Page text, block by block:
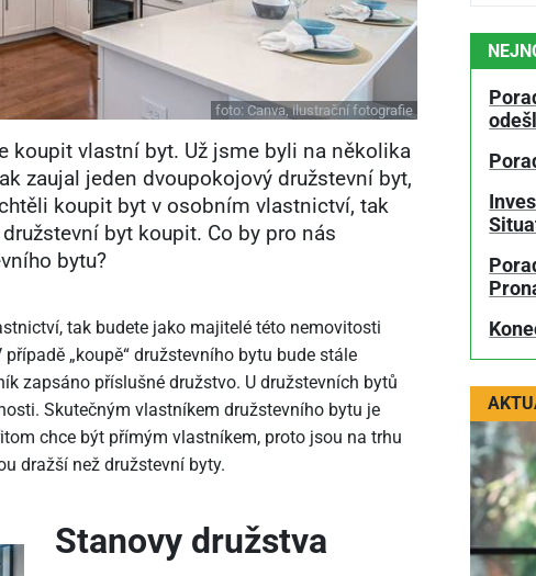
foto: Canva, ilustrační fotografie
koupit vlastní byt. Už jsme byli na několika
zaujal jeden dvoupokojový družstevní byt,
koupit byt v osobním vlastnictví, tak
byt koupit. Co by pro nás
bytu?
tak budete jako majitelé této nemovitosti
„koupě“ družstevního bytu bude stále
zapsáno příslušné družstvo. U družstevních bytů
Skutečným vlastníkem družstevního bytu je
chce být přímým vlastníkem, proto jsou na trhu
dražší než družstevní byty.
Stanovy družstva